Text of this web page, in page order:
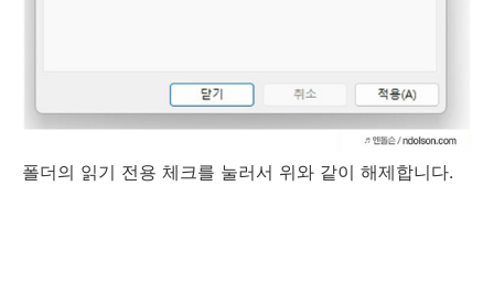
폴더의 읽기 전용 체크를 눌러서 위와 같이 해제합니다.